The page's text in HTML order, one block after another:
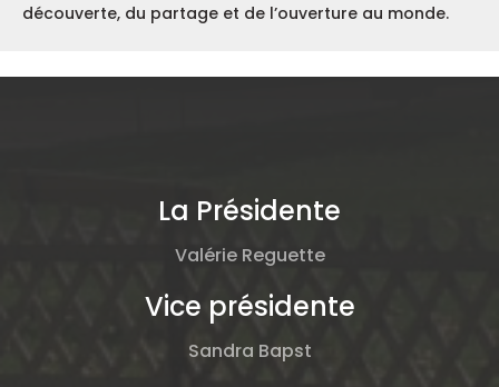
découverte, du partage et de l’ouverture au monde.
La Présidente
Valérie Reguette
Vice présidente
Sandra Bapst